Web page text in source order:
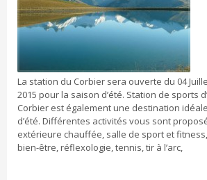
La station du Corbier sera ouverte du 04
2015 pour la saison d’été. Station de sports
Corbier est également une destination
d’été. Différentes activités vous sont
extérieure chauffée, salle de sport et fitness,
bien-être, réflexologie, tennis, tir à l’arc,